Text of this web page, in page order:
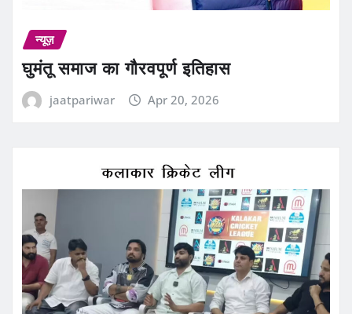
न्यूज़
घुमंतू समाज का गौरवपूर्ण इतिहास
jaatpariwar Apr 20, 2026